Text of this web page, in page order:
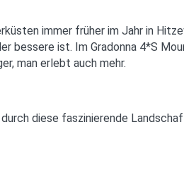
immer früher im Jahr in
bessere ist. Im Gradonna 4*S
man erlebt auch mehr.
diese faszinierende